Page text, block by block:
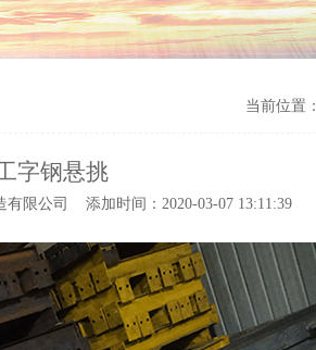
当前位置：
字钢悬挑
有限公司 添加时间：2020-03-07 13:11:39